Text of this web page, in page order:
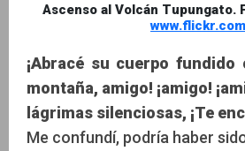
Ascenso al Volcán Tupungato.
www.flickr.com
¡Abracé su cuerpo
montaña, amigo! ¡amigo!
lágrimas silenciosas, ¡Te
Me confundí, podría haber